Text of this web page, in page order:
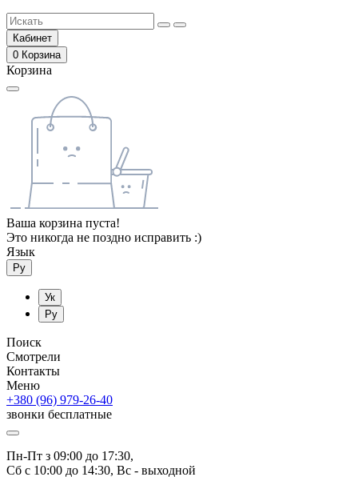
Кабинет
0 Корзина
Корзина
Ваша корзина пуста!
Это никогда не поздно исправить :)
Язык
Ру
Ук
Ру
Поиск
Смотрели
Контакты
Меню
+380 (96) 979-26-40
звонки бесплатные
Пн-Пт з 09:00 до 17:30,
Сб с 10:00 до 14:30, Вс - выходной